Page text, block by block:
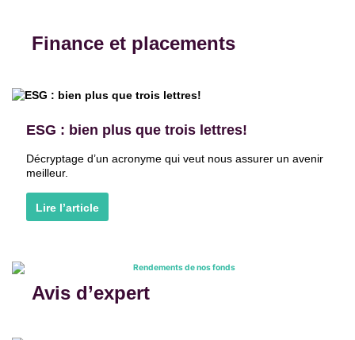
Finance et placements
ESG : bien plus que trois lettres!
Décryptage d’un acronyme qui veut nous assurer un avenir
meilleur.
Lire l’article
Avis d’expert